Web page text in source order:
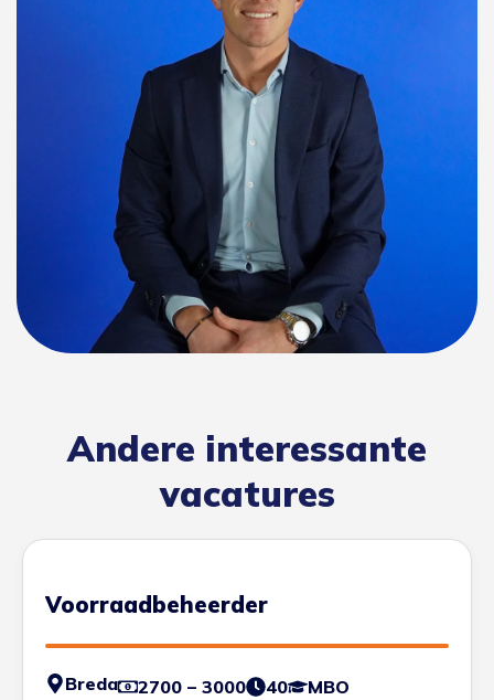
Andere interessante
vacatures
Voorraadbeheerder
Breda 2700 – 3000 40
MBO